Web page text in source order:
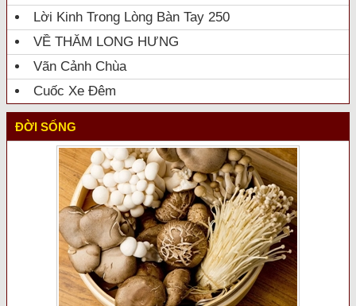
Lời Kinh Trong Lòng Bàn Tay 250
VỀ THĂM LONG HƯNG
Vãn Cảnh Chùa
Cuốc Xe Đêm
ĐỜI SỐNG